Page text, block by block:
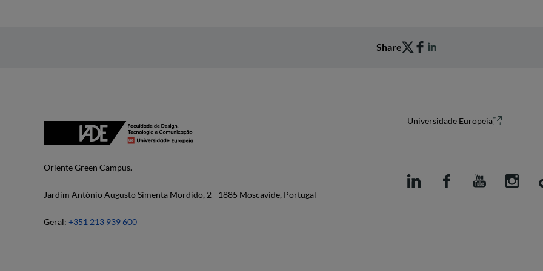
Share
Oriente Green Campus.
Jardim António Augusto Simenta Mordido, 2 - 1885 Moscavide, Portugal
Geral: +351 213 939 600
Universidade Europeia